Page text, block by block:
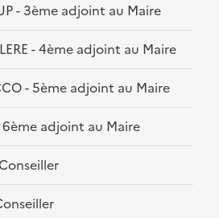
- 3ème adjoint au Maire
- 4ème adjoint au Maire
- 5ème adjoint au Maire
adjoint au Maire